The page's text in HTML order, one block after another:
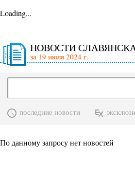
Loading...
НОВОСТИ
за 19 июля 2024 г.
последние новости
По данному запросу нет новостей